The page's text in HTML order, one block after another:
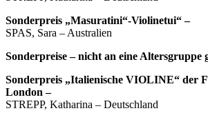
Sonderpreis „Masuratini“-Violinetui“ –
SPAS, Sara – Australien
Sonderpreise – nicht an eine Altersgruppe
Sonderpreis „Italienische VIOLINE“ der
London –
STREPP, Katharina – Deutschland